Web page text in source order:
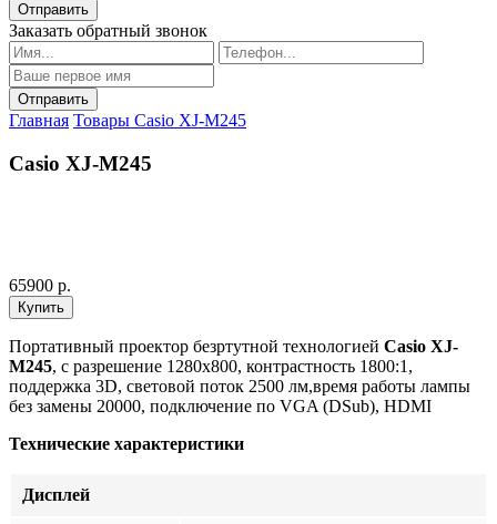
Отправить
Заказать обратный звонок
Главная Товары Casio XJ-M245
Casio XJ-M245
65900 р.
Портативный проектор безртутной технологией Casio XJ-
M245, с разрешение 1280x800, контрастность 1800:1,
поддержка 3D, световой поток 2500 лм,время работы лампы
без замены 20000, подключение по VGA (DSub), HDMI
Технические характеристики
Дисплей